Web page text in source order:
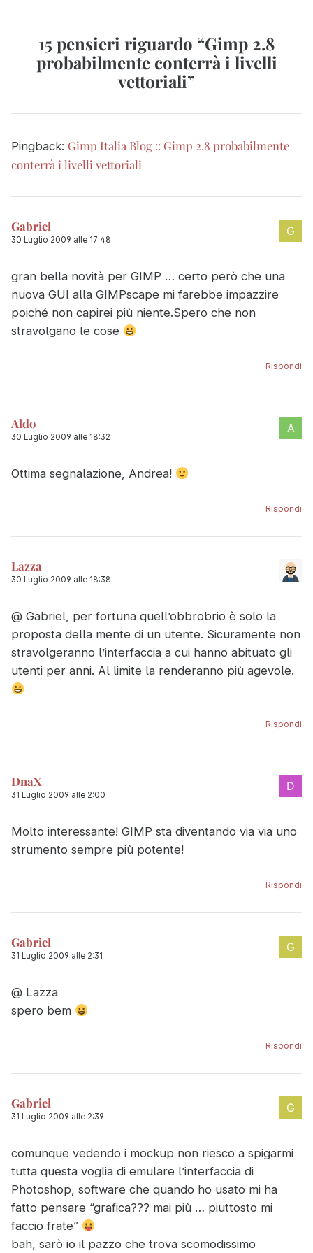
15 pensieri riguardo “Gimp 2.8
probabilmente conterrà i livelli
vettoriali”
Pingback: Gimp Italia Blog :: Gimp 2.8 probabilmente
conterrà i livelli vettoriali
Gabriel
30 Luglio 2009 alle 17:48
gran bella novità per GIMP … certo però che una
nuova GUI alla GIMPscape mi farebbe impazzire
poiché non capirei più niente.Spero che non
stravolgano le cose
Rispondi
Aldo
30 Luglio 2009 alle 18:32
Ottima segnalazione, Andrea!
Rispondi
Lazza
30 Luglio 2009 alle 18:38
@ Gabriel, per fortuna quell’obbrobrio è solo la
proposta della mente di un utente. Sicuramente non
stravolgeranno l’interfaccia a cui hanno abituato gli
utenti per anni. Al limite la renderanno più agevole.
Rispondi
DnaX
31 Luglio 2009 alle 2:00
Molto interessante! GIMP sta diventando via via uno
strumento sempre più potente!
Rispondi
Gabriel
31 Luglio 2009 alle 2:31
@ Lazza
spero bem
Rispondi
Gabriel
31 Luglio 2009 alle 2:39
comunque vedendo i mockup non riesco a spigarmi
tutta questa voglia di emulare l’interfaccia di
Photoshop, software che quando ho usato mi ha
fatto pensare “grafica??? mai più … piuttosto mi
faccio frate”
bah, sarò io il pazzo che trova scomodissimo